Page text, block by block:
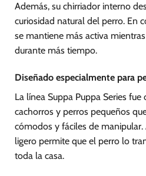
Además, su chirriador interno
curiosidad natural del perro. En
se mantiene más activa
durante más tiempo.
Diseñado especialmente para
La línea Suppa Puppa Series
cachorros y perros pequeños
cómodos y fáciles de
ligero permite que el perro lo
toda la casa.